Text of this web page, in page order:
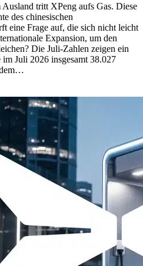
tritt XPeng aufs Gas. Diese
des chinesischen
eine Frage auf, die sich nicht leicht
Expansion, um den
Die Juli-Zahlen zeigen ein
Juli 2026 insgesamt 38.027
dem…